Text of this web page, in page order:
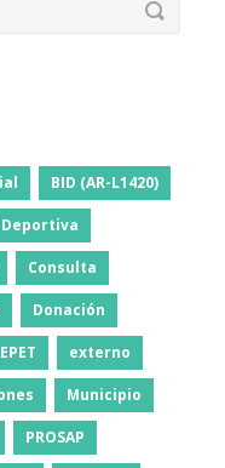
BID (AR-L1420)
Deportiva
Consulta
Donación
EPET externo
Municipio
PROSAP